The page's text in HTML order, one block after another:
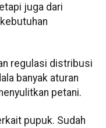
juga dari
regulasi distribusi
banyak aturan
petani.
pupuk. Sudah